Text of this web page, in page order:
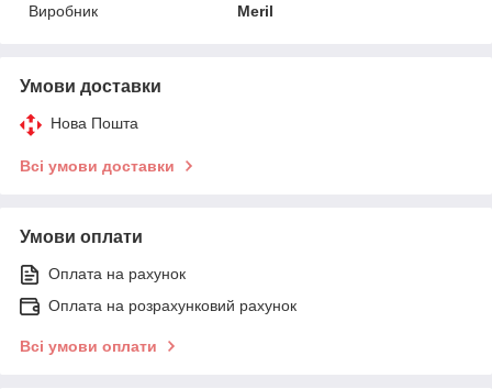
Виробник
Meril
Умови доставки
Нова Пошта
Всі умови доставки
Умови оплати
Оплата на рахунок
Оплата на розрахунковий рахунок
Всі умови оплати